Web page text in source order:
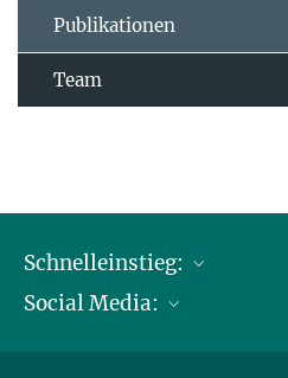
Publikationen
Team
Schnelleinstieg:
Publikationen
Social Media: